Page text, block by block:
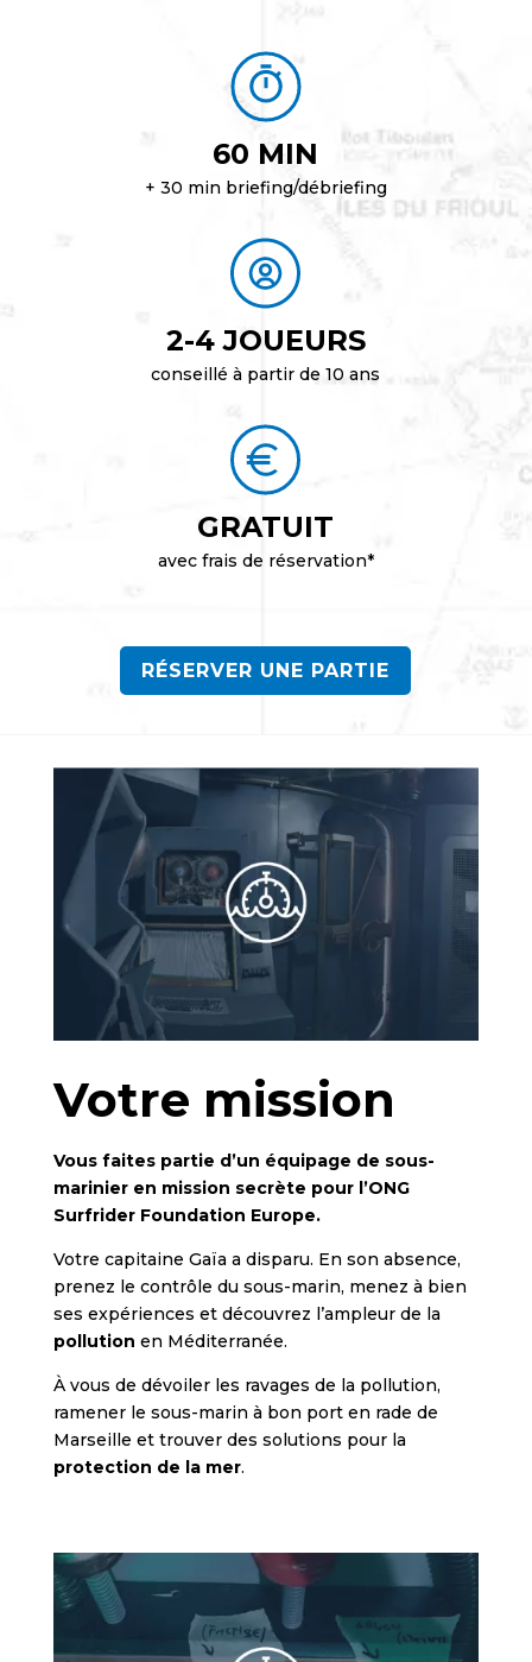
60 MIN
+ 30 min briefing/débriefing
2-4 JOUEURS
conseillé à partir de 10 ans
GRATUIT
avec frais de réservation*
RÉSERVER UNE PARTIE
Votre mission
Vous faites partie d’un équipage de sous-
marinier en mission secrète pour l’ONG
Surfrider Foundation Europe.
Votre capitaine Gaïa a disparu. En son absence,
prenez le contrôle du sous-marin, menez à bien
ses expériences et découvrez l’ampleur de la
pollution en Méditerranée.
À vous de dévoiler les ravages de la pollution,
ramener le sous-marin à bon port en rade de
Marseille et trouver des solutions pour la
protection de la mer.